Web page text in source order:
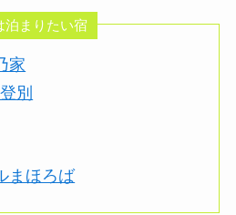
泊まりたい宿
家
別
まほろば